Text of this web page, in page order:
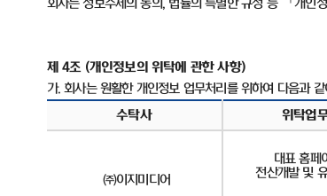
회사는 정보주체의 동의, 법률의 특별한 규정 등 「개인
제 4조 (개인정보의 위탁에 관한 사항)
가.회사는 원활한 개인정보 업무처리를 위하여 다음과
수탁사
위탁업
㈜이지미디어
대표 홈페
전산개발 및